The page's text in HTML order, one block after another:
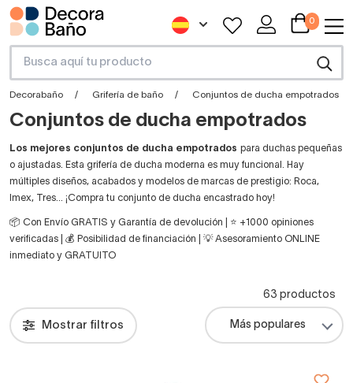
0
Decorabaño Grifería de baño Conjuntos de ducha empotrados
Conjuntos de ducha empotrados
Los mejores conjuntos de ducha empotrados para duchas pequeñas
o ajustadas. Esta grifería de ducha moderna es muy funcional. Hay
múltiples diseños, acabados y modelos de marcas de prestigio: Roca,
Imex, Tres… ¡Compra tu conjunto de ducha encastrado hoy!
📦 Con Envío GRATIS y Garantía de devolución | ⭐ +1000 opiniones
verificadas | 💰 Posibilidad de financiación | 💡 Asesoramiento ONLINE
inmediato y GRATUITO
Mostrar filtros
63 productos